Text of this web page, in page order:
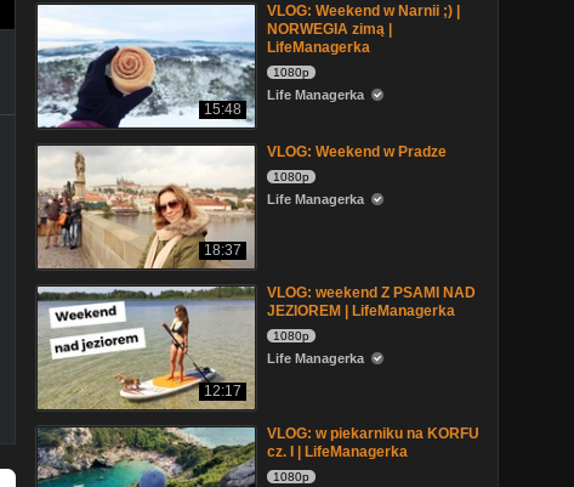
15:48
VLOG: Weekend w Narnii ;) |
NORWEGIA zimą |
LifeManagerka
1080p
Life Managerka
18:37
VLOG: Weekend w Pradze
1080p
Life Managerka
12:17
VLOG: weekend Z PSAMI NAD
JEZIOREM | LifeManagerka
1080p
Life Managerka
VLOG: w piekarniku na KORFU
cz. I | LifeManagerka
1080p